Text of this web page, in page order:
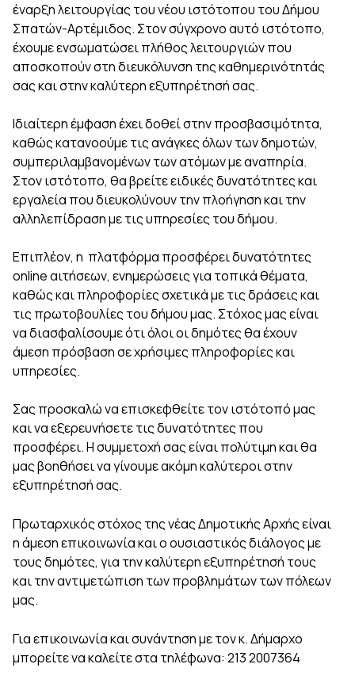
έναρξη λειτουργίας του νέου ιστότοπου του Δήμου
Σπατών-Αρτέμιδος. Στον σύγχρονο αυτό ιστότοπο,
έχουμε ενσωματώσει πλήθος λειτουργιών που
αποσκοπούν στη διευκόλυνση της καθημερινότητάς
σας και στην καλύτερη εξυπηρέτησή σας.
Ιδιαίτερη έμφαση έχει δοθεί στην προσβασιμότητα,
καθώς κατανοούμε τις ανάγκες όλων των δημοτών,
συμπεριλαμβανομένων των ατόμων με αναπηρία.
Στον ιστότοπο, θα βρείτε ειδικές δυνατότητες και
εργαλεία που διευκολύνουν την πλοήγηση και την
αλληλεπίδραση με τις υπηρεσίες του δήμου.
Επιπλέον, η πλατφόρμα προσφέρει δυνατότητες
online αιτήσεων, ενημερώσεις για τοπικά θέματα,
καθώς και πληροφορίες σχετικά με τις δράσεις και
τις πρωτοβουλίες του δήμου μας. Στόχος μας είναι
να διασφαλίσουμε ότι όλοι οι δημότες θα έχουν
άμεση πρόσβαση σε χρήσιμες πληροφορίες και
υπηρεσίες.
Σας προσκαλώ να επισκεφθείτε τον ιστότοπό μας
και να εξερευνήσετε τις δυνατότητες που
προσφέρει. Η συμμετοχή σας είναι πολύτιμη και θα
μας βοηθήσει να γίνουμε ακόμη καλύτεροι στην
εξυπηρέτησή σας.
Πρωταρχικός στόχος της νέας Δημοτικής Αρχής είναι
η άμεση επικοινωνία και ο ουσιαστικός διάλογος με
τους δημότες, για την καλύτερη εξυπηρέτησή τους
και την αντιμετώπιση των προβλημάτων των πόλεων
μας.
Για επικοινωνία και συνάντηση με τον κ. Δήμαρχο
μπορείτε να καλείτε στα τηλέφωνα: 213 2007364